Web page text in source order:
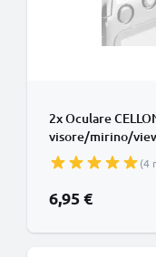
2x Oculare
visore/mirino/
Nikon D3200
Protezione in
(4
6,95 €